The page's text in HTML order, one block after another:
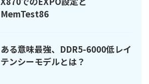
MemTest86
ある意味最強、DDR5-6000低レイ
テンシーモデルとは？